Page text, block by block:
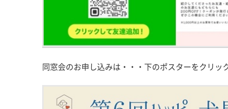
同窓会のお申し込みは・・・下のポスターをクリッ